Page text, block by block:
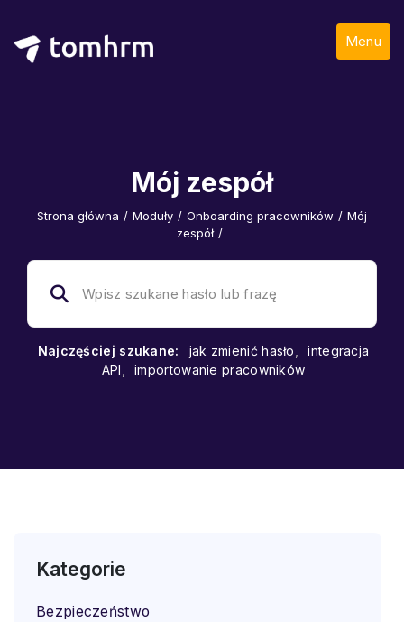
Menu
Mój zespół
Strona główna / Moduły / Onboarding pracowników / Mój
zespół /
Najczęściej szukane: jak zmienić hasło
integracja
API
importowanie pracowników
Kategorie
Bezpieczeństwo